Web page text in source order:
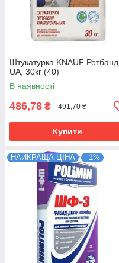
Штукатурка KNAUF Ротбанд
UA, 30кг (40)
В наявності
486,78 ₴ 491,70 ₴
Купити
НАЙКРАЩА ЦІНА –1%